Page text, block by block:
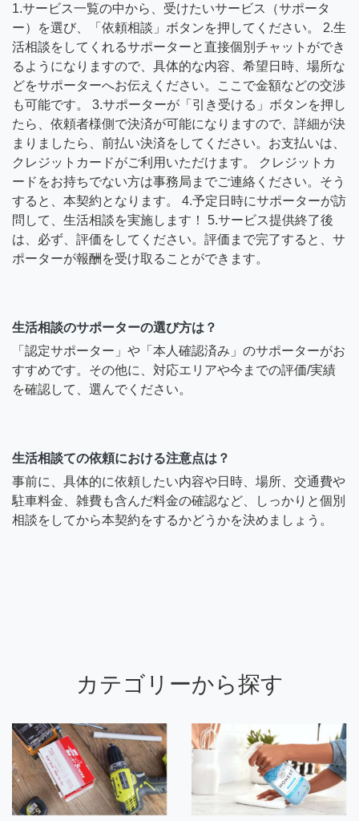
1.サービス一覧の中から、受けたいサービス（サポータ
ー）を選び、「依頼相談」ボタンを押してください。 2.生
活相談をしてくれるサポーターと直接個別チャットができ
るようになりますので、具体的な内容、希望日時、場所な
どをサポーターへお伝えください。ここで金額などの交渉
も可能です。 3.サポーターが「引き受ける」ボタンを押し
たら、依頼者様側で決済が可能になりますので、詳細が決
まりましたら、前払い決済をしてください。お支払いは、
クレジットカードがご利用いただけます。 クレジットカ
ードをお持ちでない方は事務局までご連絡ください。そう
すると、本契約となります。 4.予定日時にサポーターが訪
問して、生活相談を実施します！ 5.サービス提供終了後
は、必ず、評価をしてください。評価まで完了すると、サ
ポーターが報酬を受け取ることができます。
生活相談のサポーターの選び方は？
「認定サポーター」や「本人確認済み」のサポーターがお
すすめです。その他に、対応エリアや今までの評価/実績
を確認して、選んでください。
生活相談ての依頼における注意点は？
事前に、具体的に依頼したい内容や日時、場所、交通費や
駐車料金、雑費も含んだ料金の確認など、しっかりと個別
相談をしてから本契約をするかどうかを決めましょう。
カテゴリーから探す